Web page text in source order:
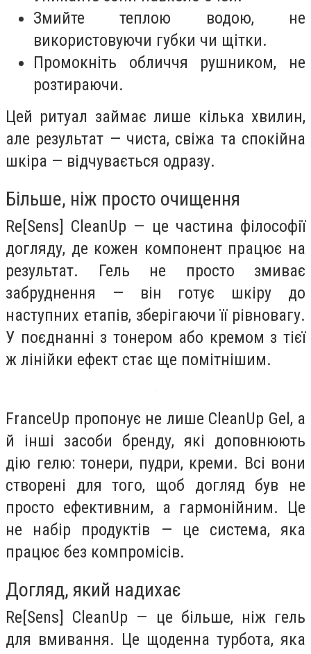
Змийте теплою водою, не
використовуючи губки чи щітки.
Промокніть обличчя рушником, не
розтираючи.
Цей ритуал займає лише кілька хвилин,
але результат — чиста, свіжа та спокійна
шкіра — відчувається одразу.
Більше, ніж просто очищення
Re[Sens] CleanUp — це частина філософії
догляду, де кожен компонент працює на
результат. Гель не просто змиває
забруднення — він готує шкіру до
наступних етапів, зберігаючи її рівновагу.
У поєднанні з тонером або кремом з тієї
ж лінійки ефект стає ще помітнішим.
FranceUp пропонує не лише CleanUp Gel, а
й інші засоби бренду, які доповнюють
дію гелю: тонери, пудри, креми. Всі вони
створені для того, щоб догляд був не
просто ефективним, а гармонійним. Це
не набір продуктів — це система, яка
працює без компромісів.
Догляд, який надихає
Re[Sens] CleanUp — це більше, ніж гель
для вмивання. Це щоденна турбота, яка